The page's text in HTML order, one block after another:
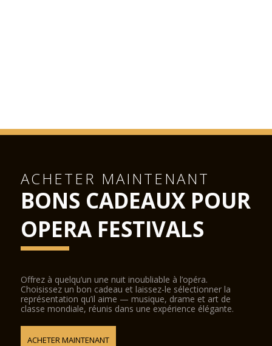
ACHETER MAINTENANT
BONS CADEAUX POUR
OPERA FESTIVALS
Offrez à quelqu’un une nuit inoubliable à l’opéra.
Choisissez un bon cadeau et laissez-le sélectionner la
représentation qu’il aime — musique, drame et art de
classe mondiale, réunis dans une expérience élégante.
ACHETER MAINTENANT